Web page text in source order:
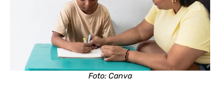
Foto: Canva